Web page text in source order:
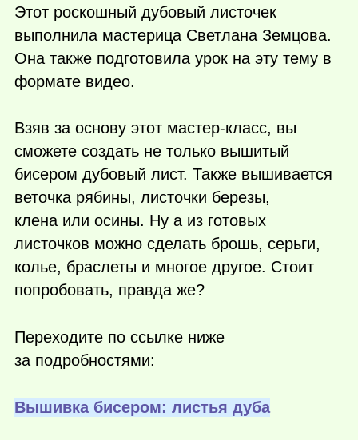
Этот роскошный дубовый листочек
выполнила мастерица Светлана Земцова.
Она также подготовила урок на эту тему в
формате видео.
Взяв за основу этот мастер-класс, вы
сможете создать не только вышитый
бисером дубовый лист. Также вышивается
веточка рябины, листочки березы,
клена или осины. Ну а из готовых
листочков можно сделать брошь, серьги,
колье, браслеты и многое другое. Стоит
попробовать, правда же?
Переходите по ссылке ниже
за подробностями:
Вышивка бисером: листья дуба